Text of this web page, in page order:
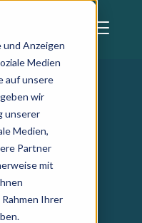
Anzeigen
Medien
auf unsere
wir
unserer
Medien,
Partner
mit
Ihrer